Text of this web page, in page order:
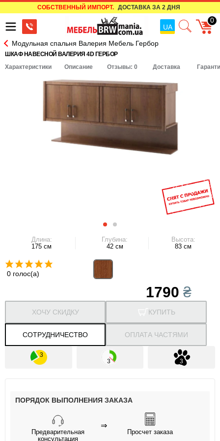
СОБСТВЕННЫЙ ИМПОРТ. ДОСТАВКА ЗА 2 ДНЯ
UA
0
Модульная спальня Валерия Мебель Гербор
ШКАФ НАВЕСНОЙ ВАЛЕРИЯ 4D ГЕРБОР
Характеристики
Описание Отзывы: 0 Доставка
Длина:
175 см
Глубина:
42 см
Высота:
83 см
0 голос(а)
1790₴
КУПИТЬ
СОТРУДНИЧЕСТВО
ХОЧУ СКИДКУ
ОПЛАТА ЧАСТЯМИ
ПОРЯДОК ВЫПОЛНЕНИЯ ЗАКАЗА
Предварительная
консультация
⇒
Просчет заказа